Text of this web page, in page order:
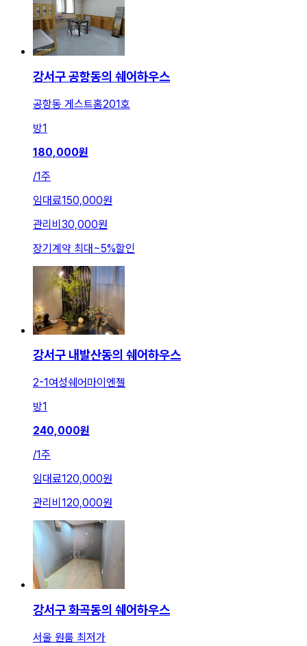
강서구 공항동의 쉐어하우스
공항동 게스트홈201호
방1
180,000원
/1주
임대료150,000원
관리비 30,000원
장기계약 최대~5%할인
강서구 내발산동의 쉐어하우스
2-1여성쉐어마이엔젤
방1
240,000원
/1주
임대료120,000원
관리비 120,000원
강서구 화곡동의 쉐어하우스
서울 원룸 최저가